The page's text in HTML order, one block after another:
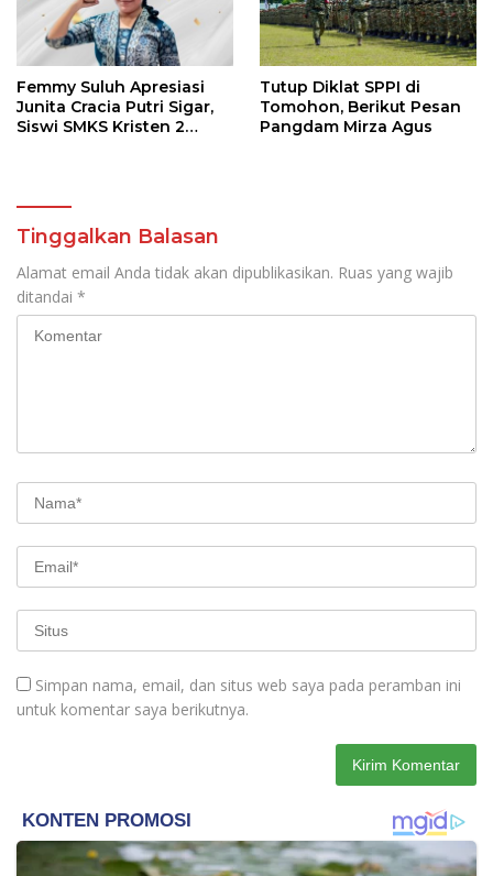
Femmy Suluh Apresiasi
Junita Cracia Putri Sigar,
Siswi SMKS Kristen 2
Tutup Diklat SPPI di
Tomohon, Berikut Pesan
Pangdam Mirza Agus
Tinggalkan Balasan
Alamat email Anda tidak akan dipublikasikan. Ruas yang wajib
ditandai *
Simpan nama, email, dan situs web saya pada peramban ini
untuk komentar saya berikutnya.